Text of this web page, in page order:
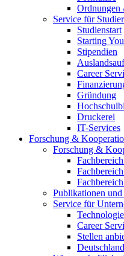
Ordnungen
Service für
Studienstart
Starting
Stipendien
Career
Gründung
Druckerei
IT-Services
Forschung &
Forschung &
Publikationen
Service für
Career
Stellen